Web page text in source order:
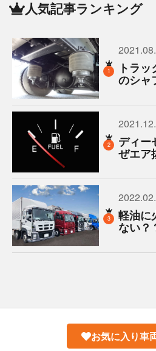
人気記事ランキング
1 トラ
のシャ
2 ディー
ぜエア
3 軽油に
ない？
お気に入り車